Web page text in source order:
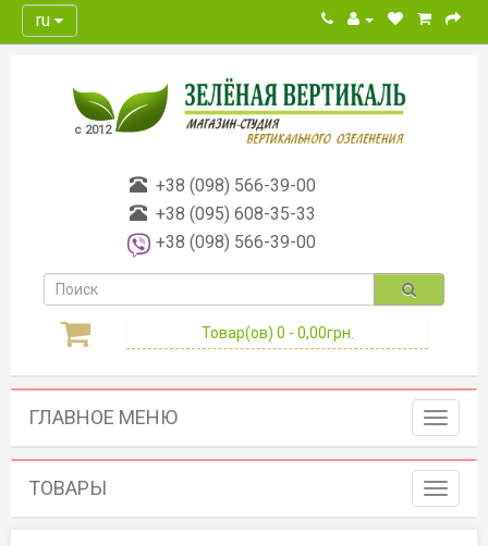
ru
с 2012
+38 (098) 566-39-00
+38 (095) 608-35-33
+38 (098) 566-39-00
Товар(ов) 0 - 0,00грн.
Toggle
ГЛАВНОЕ МЕНЮ
Toggle
ТОВАРЫ